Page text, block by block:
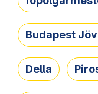
Budapest
Della